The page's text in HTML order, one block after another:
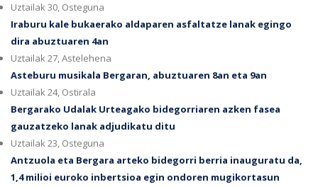
Uztailak 30, Osteguna
Iraburu kale bukaerako aldaparen asfaltatze lanak egingo
dira abuztuaren 4an
Uztailak 27, Astelehena
Asteburu musikala Bergaran, abuztuaren 8an eta 9an
Uztailak 24, Ostirala
Bergarako Udalak Urteagako bidegorriaren azken fasea
gauzatzeko lanak adjudikatu ditu
Uztailak 23, Osteguna
Antzuola eta Bergara arteko bidegorri berria inauguratu da,
1,4 milioi euroko inbertsioa egin ondoren mugikortasun